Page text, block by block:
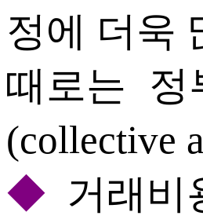
정에 더욱
때로는 정
(collective
◆ 거래